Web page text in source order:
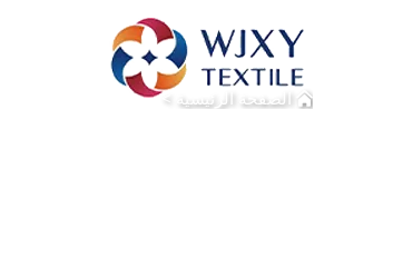
الصفحة الرئيسية >